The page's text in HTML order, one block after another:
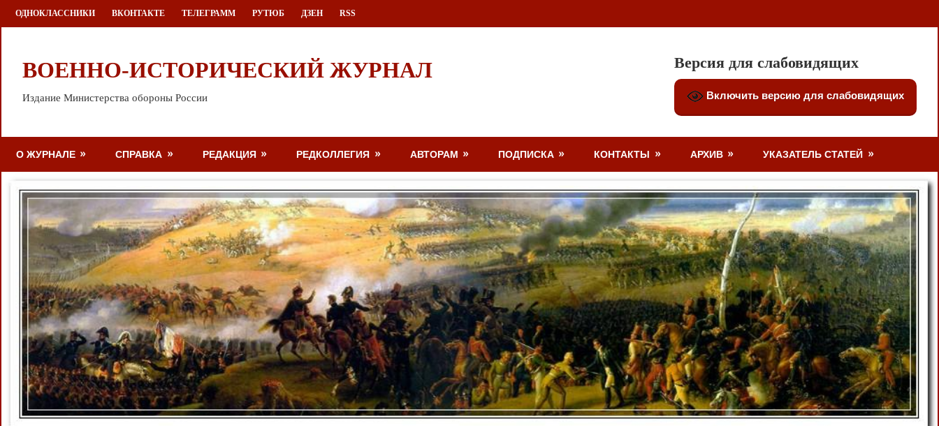
Перейти
к
ОДНОКЛАССНИКИ ВКОНТАКТЕ ТЕЛЕГРАММ РУТЮБ ДЗЕН RSS
ВОЕННО-ИСТОРИЧЕСКИЙ ЖУРНАЛ
Издание Министерства обороны России
Версия для слабовидящих
Включить версию для слабовидящих
О ЖУРНАЛЕ СПРАВКА РЕДАКЦИЯ РЕДКОЛЛЕГИЯ АВТОРАМ ПОДПИСКА КОНТАКТЫ АРХИВ УКАЗАТЕЛЬ СТАТЕЙ